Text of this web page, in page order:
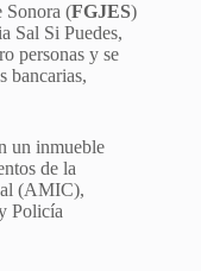
Sonora (FGJES)
Sal Si Puedes,
personas y se
bancarias,
un inmueble
de la
(AMIC),
Policía